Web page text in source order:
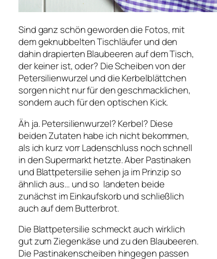
Sind ganz schön geworden die Fotos, mit
dem geknubbelten Tischläufer und den
dahin drapierten Blaubeeren auf dem Tisch,
der keiner ist, oder? Die Scheiben von der
Petersilienwurzel und die Kerbelblättchen
sorgen nicht nur für den geschmacklichen,
sondern auch für den optischen Kick.
Äh ja. Petersilienwurzel? Kerbel? Diese
beiden Zutaten habe ich nicht bekommen,
als ich kurz vorr Ladenschluss noch schnell
in den Supermarkt hetzte. Aber Pastinaken
und Blattpetersilie sehen ja im Prinzip so
ähnlich aus… und so landeten beide
zunächst im Einkaufskorb und schließlich
auch auf dem Butterbrot.
Die Blattpetersilie schmeckt auch wirklich
gut zum Ziegenkäse und zu den Blaubeeren.
Die Pastinakenscheiben hingegen passen